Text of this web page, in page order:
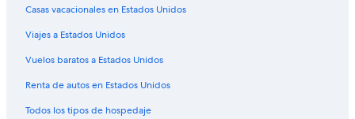
Vietnam
Hoteles en Hoan Kiem
Hoteles cerca de Hospital Francés de Hanói
Casas vacacionales en Estados Unidos
Viajes a Estados Unidos
Vuelos baratos a Estados Unidos
Renta de autos en Estados Unidos
Todos los tipos de hospedaje